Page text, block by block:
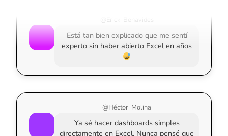
Está tan bien explicado que me sentí
experto sin haber abierto Excel en años
Ya sé hacer dashboards simples
directamente en Excel. Nunca pensé que
se podía.